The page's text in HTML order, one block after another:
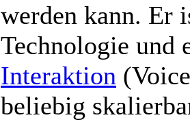
werden kann. Er
Technologie und
Interaktion
beliebig